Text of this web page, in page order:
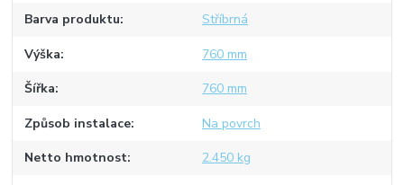
Barva produktu Stříbrná
Výška 760 mm
Šířka 760 mm
Způsob instalace Na povrch
Netto hmotnost 2.450 kg